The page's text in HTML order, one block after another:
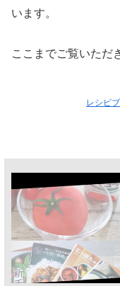
います。
ここまでご覧いただ
レシピ